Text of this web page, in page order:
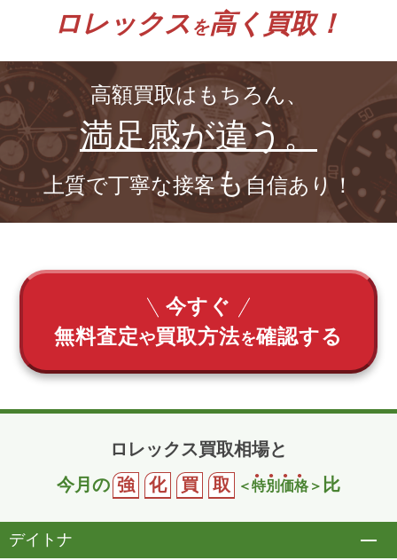
ロレックス を高く買取！
高額買取はもちろん、
満足感が違う。
上質で丁寧な接客も自信あり！
今すぐ
無料査定や買取方法を確認する
ロレックス買取相場と
今月の 強 化 買 取 ＜特別価格 ＞ 比
デイトナ